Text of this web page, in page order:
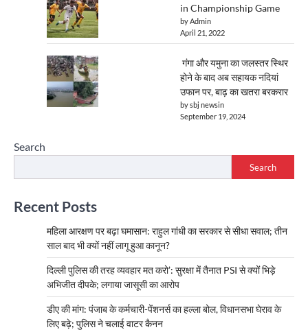
in Championship Game
by Admin
April 21, 2022
गंगा और यमुना का जलस्तर स्थिर
होने के बाद अब सहायक नदियां
उफान पर, बाढ़ का खतरा बरकरार
by sbj newsin
September 19, 2024
Search
Search
Recent Posts
महिला आरक्षण पर बढ़ा घमासान: राहुल गांधी का सरकार से सीधा सवाल; तीन
साल बाद भी क्यों नहीं लागू हुआ कानून?
दिल्ली पुलिस की तरह व्यवहार मत करो’: सुरक्षा में तैनात PSI से क्यों भिड़े
अभिजीत दीपके; लगाया जासूसी का आरोप
डीए की मांग: पंजाब के कर्मचारी-पेंशनर्स का हल्ला बोल, विधानसभा घेराव के
लिए बढ़े; पुलिस ने चलाई वाटर कैनन